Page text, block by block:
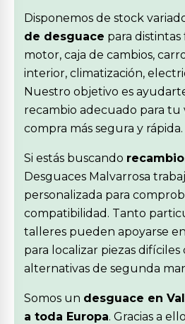
Disponemos de stock
de desguace para distintas
motor, caja de cambios,
interior, climatización,
Nuestro objetivo es
recambio adecuado para
compra más segura y rápida.
Si estás buscando
Desguaces Malvarrosa
personalizada para
compatibilidad. Tanto
talleres pueden apoyarse
para localizar piezas
alternativas de segunda
Somos un desguace en
a toda Europa. Gracias a